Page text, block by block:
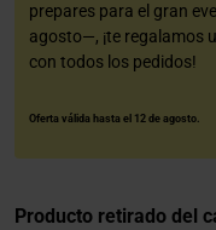
prepares para el gran
agosto—, ¡te regalamos
con todos los pedidos!
Oferta válida hasta el 12 de agosto.
Producto retirado del